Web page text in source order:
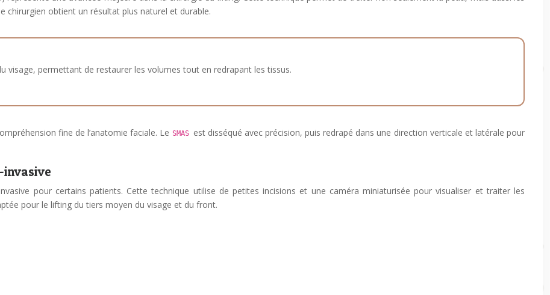
chirurgien obtient un résultat plus naturel et durable.
visage, permettant de restaurer les volumes tout en redrapant les tissus.
fine de l’anatomie faciale. Le SMAS est disséqué avec précision, puis redrapé dans une direction verticale et latérale pour
invasive
pour certains patients. Cette technique utilise de petites incisions et une caméra miniaturisée pour visualiser et traiter les
pour le lifting du tiers moyen du visage et du front.